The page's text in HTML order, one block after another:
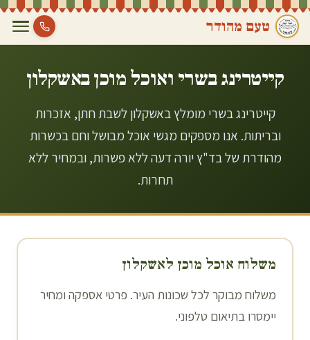
טעם מהודר
קייטרינג בשרי ואוכל מוכן באשקלון
קייטרינג בשרי מומלץ באשקלון לשבת חתן, אזכרות
ובריתות. אנו מספקים מגשי אוכל מבושל וחם בכשרות
מהודרת של בד"ץ יורה דעה ללא פשרות, ובמחיר ללא
תחרות.
משלוח אוכל מוכן לאשקלון
משלוח מבוקר לכל שכונות העיר. פרטי אספקה ומחיר
יימסרו בתיאום טלפוני.